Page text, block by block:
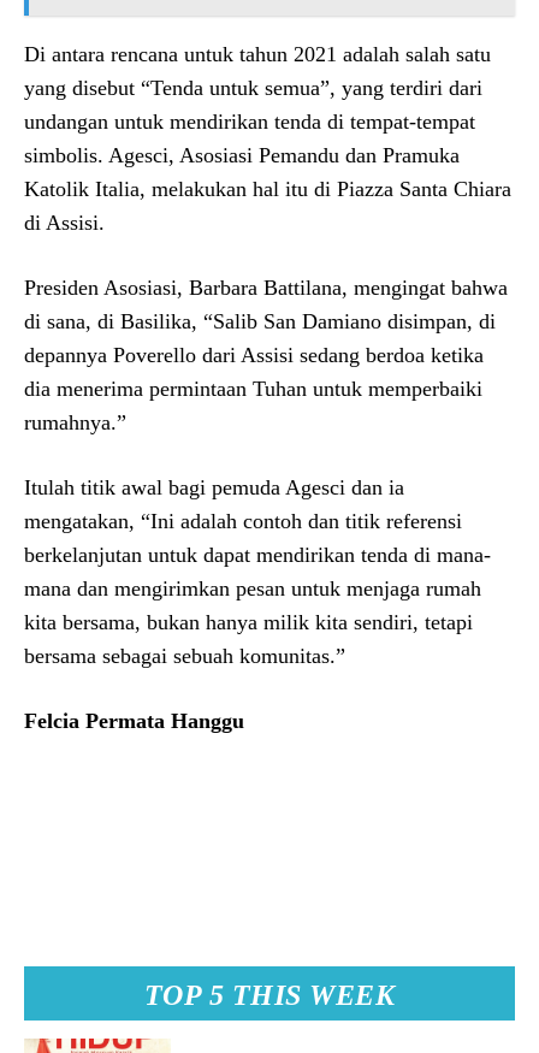
TOP 5 THIS WEEK
Di antara rencana untuk tahun 2021 adalah salah satu
yang disebut “Tenda untuk semua”, yang terdiri dari
undangan untuk mendirikan tenda di tempat-tempat
simbolis. Agesci, Asosiasi Pemandu dan Pramuka
Katolik Italia, melakukan hal itu di Piazza Santa Chiara
di Assisi.
Presiden Asosiasi, Barbara Battilana, mengingat bahwa
di sana, di Basilika, “Salib San Damiano disimpan, di
depannya Poverello dari Assisi sedang berdoa ketika
dia menerima permintaan Tuhan untuk memperbaiki
rumahnya.”
Itulah titik awal bagi pemuda Agesci dan ia
mengatakan, “Ini adalah contoh dan titik referensi
berkelanjutan untuk dapat mendirikan tenda di mana-
mana dan mengirimkan pesan untuk menjaga rumah
kita bersama, bukan hanya milik kita sendiri, tetapi
bersama sebagai sebuah komunitas.”
Felcia Permata Hanggu